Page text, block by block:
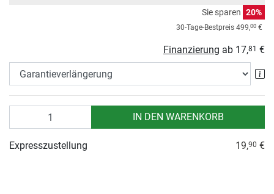
Sie sparen 20%
30-Tage-Bestpreis 499,00 €
Finanzierung ab 17,81 €
IN DEN WARENKORB
Expresszustellung 19,90 €